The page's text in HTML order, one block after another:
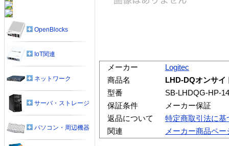
メーカー
Logitec
商品名
LHD-DQオンサイ
型番
SB-LHDQG-HP-14
保証条件
メーカー保証
返品について
特定商取引法に基
関連
メーカー商品ペー
OpenBlocks
IoT関連
ネットワーク
サーバ・ストレージ
パソコン・周辺機器